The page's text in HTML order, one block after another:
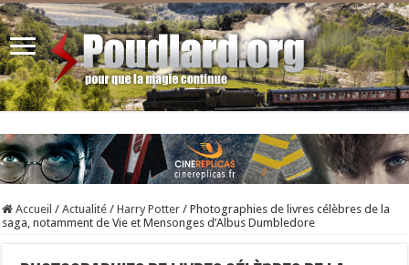
Accueil / Actualité / Harry Potter / Photographies de livres célèbres de la
saga, notamment de Vie et Mensonges d’Albus Dumbledore